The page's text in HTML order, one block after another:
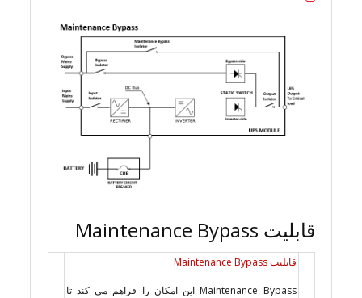
قابلیت Maintenance Bypass
قابلیت Maintenance Bypass
Maintenance Bypass اين امكان را فراهم مي كند تا